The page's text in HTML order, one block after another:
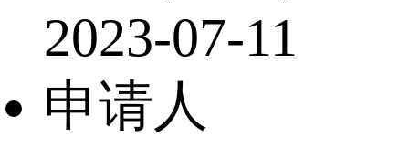
2023-07-11
申请人